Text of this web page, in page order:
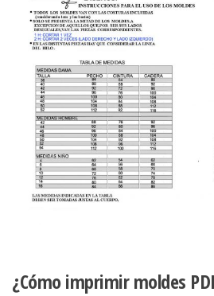
¿Cómo imprimir moldes